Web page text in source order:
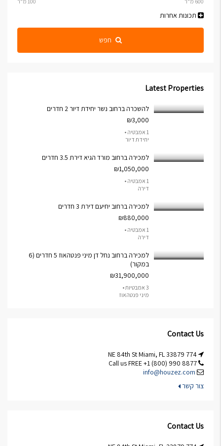
תכונות אחרות
חפש
Latest Properties
להשכרה ברחוב נשר יחידת דיור 2 חדרים
₪3,000
1 אמבטיה •
יחידת דיור
למכירה ברחוב מורד הגיא דירת 3.5 חדרים
₪1,050,000
1 אמבטיה •
דירה
למכירה ברחוב יחיעם דירת 3 חדרים
₪880,000
1 אמבטיה •
דירה
למכירה ברחוב נחל דן מיני פנטהאוז 5 חדרים (6
במקור)
₪31,900,000
3 אמבטיות •
מיני פנטהאוז
Contact Us
info@houzez.com
צור קשר
Contact Us